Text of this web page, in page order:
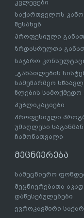
კვლევები
საქართველოს
შესახებ
პროფესიული
ზრდასრულთა
საჯარო
„განათლების
სამეწარმეო
წლების სამოქმედო
პუბლიკაციები
პროფესიული
უმაღლესი
ჩამონათვალი
მეცნიერება
სამეცნიერო
მეცნიერებათა
დაწესებულებები
ევროკავშირი